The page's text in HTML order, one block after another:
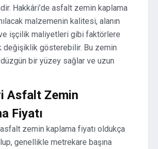
Hakkâri’de asfalt zemin kaplama
malzemenin kalitesi, alanın
işçilik maliyetleri gibi faktörlere
değişiklik gösterebilir. Bu zemin
düzgün bir yüzey sağlar ve uzun
Asfalt Zemin
Fiyatı
asfalt zemin kaplama fiyatı oldukça
genellikle metrekare başına